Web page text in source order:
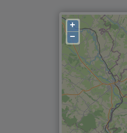
+
−